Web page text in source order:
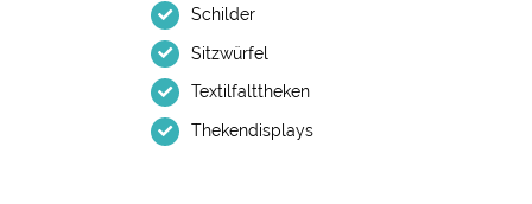
Schilder
Sitzwürfel
Textilfalttheken
Thekendisplays